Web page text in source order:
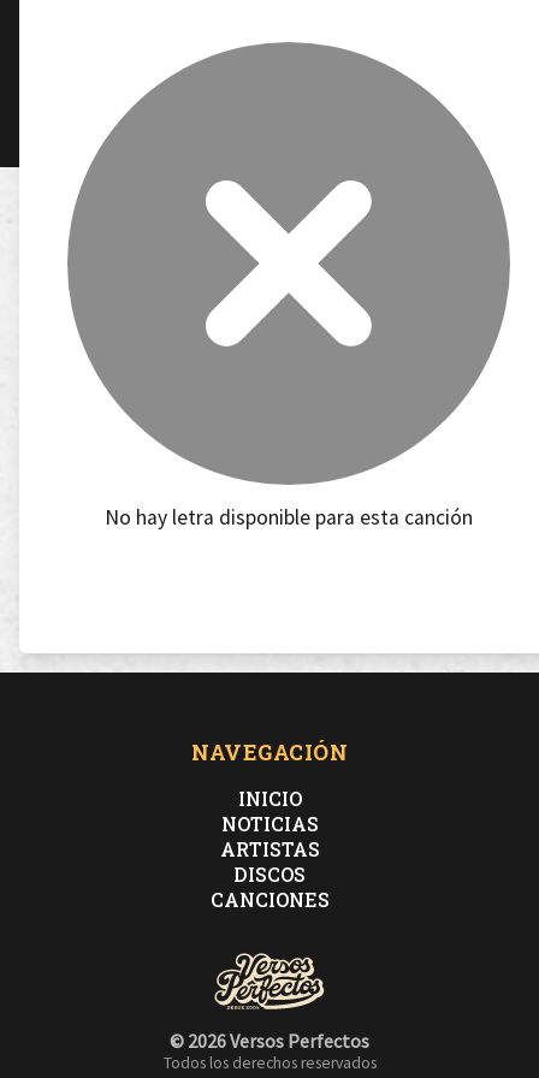
No hay letra disponible para esta canción
NAVEGACIÓN
INICIO
NOTICIAS
ARTISTAS
DISCOS
CANCIONES
© 2026 Versos Perfectos
Todos los derechos reservados